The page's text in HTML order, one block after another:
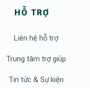
HỖ TRỢ
Liên hệ hỗ trợ
Trung tâm trợ giúp
Tin tức & Sự kiện